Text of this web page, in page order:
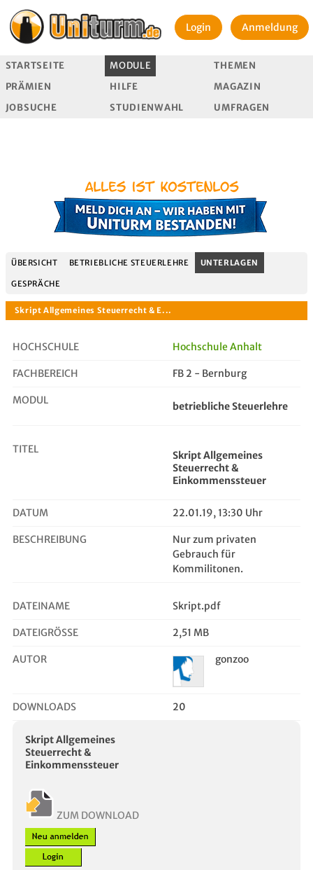
Login Anmeldung
STARTSEITE MODULE
THEMEN
PRÄMIEN
HILFE
MAGAZIN
JOBSUCHE
STUDIENWAHL UMFRAGEN
ÜBERSICHT BETRIEBLICHE STEUERLEHRE UNTERLAGEN
GESPRÄCHE
HOCHSCHULE Hochschule Anhalt
FACHBEREICH FB 2 - Bernburg
MODUL betriebliche Steuerlehre
TITEL
Skript Allgemeines
Steuerrecht &
Einkommenssteuer
DATUM 22.01.19, 13:30 Uhr
BESCHREIBUNG
Nur zum privaten
Gebrauch für
Kommilitonen.
DATEINAME Skript.pdf
DATEIGRÖSSE 2,51 MB
AUTOR gonzoo
DOWNLOADS 20
Skript Allgemeines
Steuerrecht &
Einkommenssteuer
ZUM DOWNLOAD